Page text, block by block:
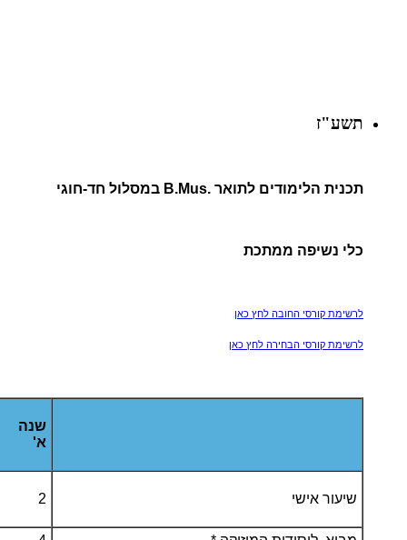
תשע"ז
תכנית הלימודים לתואר .B.Mus במסלול חד-חוגי
כלי נשיפה ממתכת
לרשימת קורסי החובה לחץ כאן
לרשימת קורסי הבחירה לחץ כאן
שנה
א'
שיעור אישי 2